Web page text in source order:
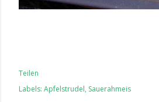
Teilen
Labels: Apfelstrudel Sauerahmeis